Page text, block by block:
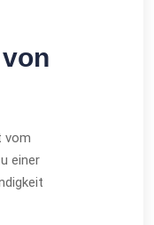
vom
einer